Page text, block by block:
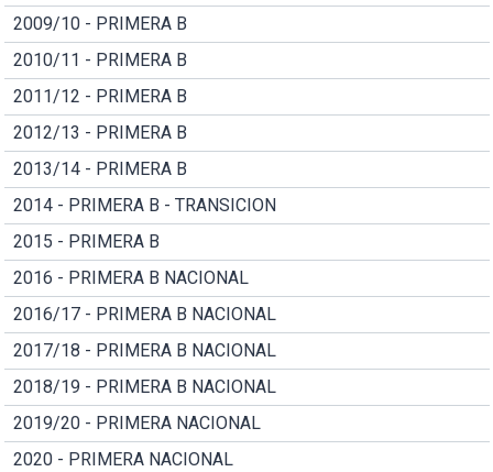
2009/10 - PRIMERA B
2010/11 - PRIMERA B
2011/12 - PRIMERA B
2012/13 - PRIMERA B
2013/14 - PRIMERA B
2014 - PRIMERA B - TRANSICION
2015 - PRIMERA B
2016 - PRIMERA B NACIONAL
2016/17 - PRIMERA B NACIONAL
2017/18 - PRIMERA B NACIONAL
2018/19 - PRIMERA B NACIONAL
2019/20 - PRIMERA NACIONAL
2020 - PRIMERA NACIONAL